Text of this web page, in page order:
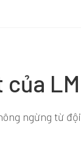
ngừng từ